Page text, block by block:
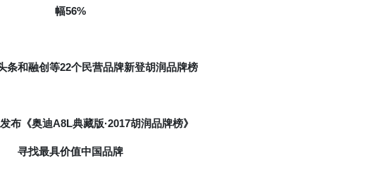
幅56%
条和融创等22个民营品牌新登胡润品牌榜
布《奥迪A8L典藏版·2017胡润品牌榜》
寻找最具价值中国品牌